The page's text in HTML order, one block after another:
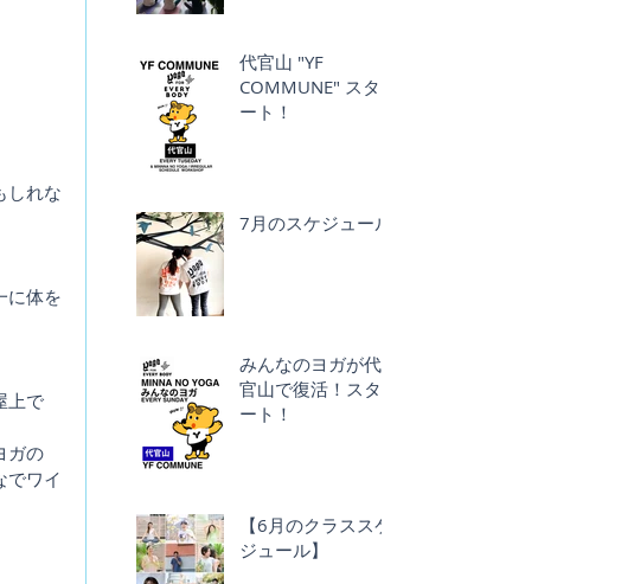
しれな
に体を
上で
ガの
でワイ
代官山 "YF
COMMUNE" スタ
ート！
7月のスケジュール
みんなのヨガが代
官山で復活！スタ
ート！
【6月のクラススケ
ジュール】